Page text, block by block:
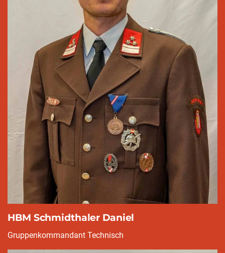
HBM Schmidthaler Daniel
Gruppenkommandant Technisch